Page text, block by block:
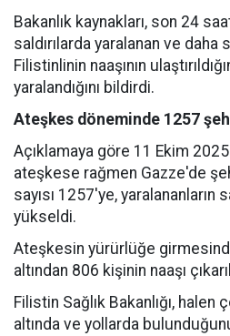
Bakanlık kaynakları, son 24
saldırılarda yaralanan ve daha
Filistinlinin naaşının
yaralandığını bildirdi.
Ateşkes döneminde 1257
Açıklamaya göre 11 Ekim
ateşkese rağmen Gazze'de
sayısı 1257'ye, yaralananların
yükseldi.
Ateşkesin yürürlüğe
altından 806 kişinin naaşı
Filistin Sağlık Bakanlığı, halen
altında ve yollarda